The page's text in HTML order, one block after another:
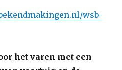
wsb-
het varen met een